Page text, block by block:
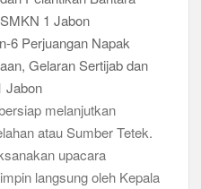
melanjutkan
atau Sumber Tetek.
upacara
langsung oleh Kepala